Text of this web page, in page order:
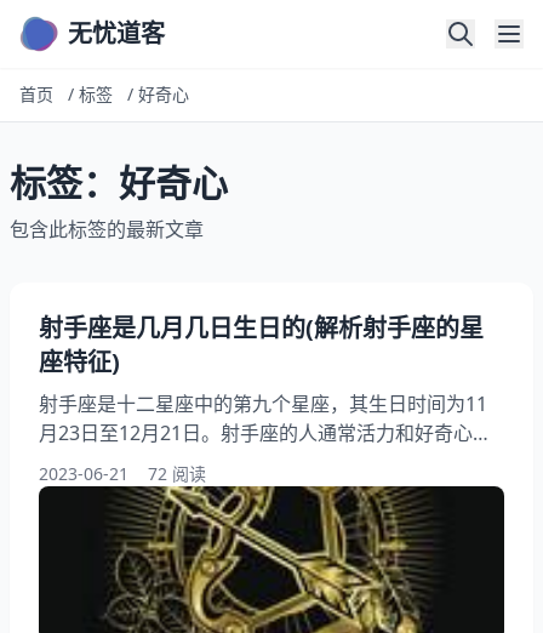
无忧道客
首页 / 标签 / 好奇心
标签：好奇心
包含此标签的最新文章
射手座是几月几日生日的(解析射手座的星
座特征)
射手座是十二星座中的第九个星座，其生日时间为11
月23日至12月21日。射手座的人通常活力和好奇心，
喜欢冒险和未知领域。他们的性格特点和行为方式都有
着独特的魅力，让人们不禁想要详细了解这个星座。我
们将详细探讨射手座的星座特征，帮助读者更好地了解
这个活力和热情的星座。 一、射手座的性格特点 射手
座的人通常活力和好奇心，他们喜欢冒险和未知领域。
他们的性格特点和行为方式都有着独特的魅力
2023-06-21 72 阅读